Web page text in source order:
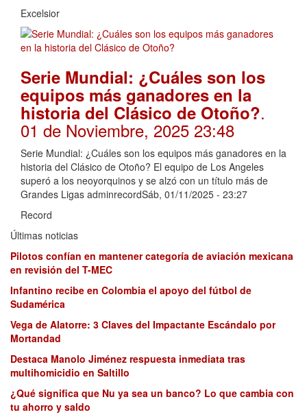
Excelsior
Serie Mundial: ¿Cuáles son los
equipos más ganadores en la
historia del Clásico de Otoño?.
01 de Noviembre, 2025 23:48
Serie Mundial: ¿Cuáles son los equipos más ganadores en la
historia del Clásico de Otoño? El equipo de Los Angeles
superó a los neoyorquinos y se alzó con un título más de
Grandes Ligas adminrecordSáb, 01/11/2025 - 23:27
Record
Últimas noticias
Pilotos confían en mantener categoría de aviación mexicana
en revisión del T-MEC
Infantino recibe en Colombia el apoyo del fútbol de
Sudamérica
Vega de Alatorre: 3 Claves del Impactante Escándalo por
Mortandad
Destaca Manolo Jiménez respuesta inmediata tras
multihomicidio en Saltillo
¿Qué significa que Nu ya sea un banco? Lo que cambia con
tu ahorro y saldo